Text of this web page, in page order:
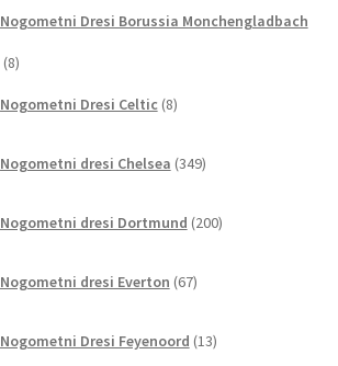
Nogometni Dresi Borussia Monchengladbach
88
Nogometni Dresi Celtic 8izdelkov
Nogometni dresi Chelsea 349izdelkov
Nogometni dresi Dortmund 200izdelkov
Nogometni dresi Everton 67izdelkov
Nogometni Dresi Feyenoord 13izdelkov